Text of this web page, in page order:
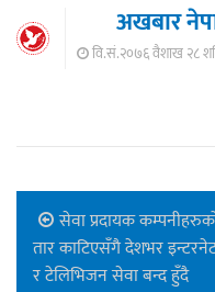
अखबार
वि.सं.२०७६ वैशाख २८
सेवा प्रदायक
तार काटिएसँगै देशभर
र टेलिभिजन सेवा बन्द हुँदै